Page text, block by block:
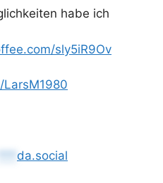
habe ich
sly5iR9Ov
LarsM1980
da.social